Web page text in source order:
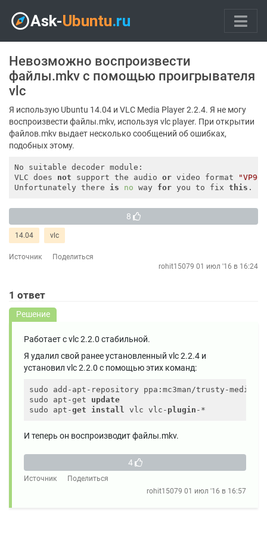
Невозможно воспроизвести
файлы.mkv с помощью проигрывателя
vlc
Я использую Ubuntu 14.04 и VLC Media Player 2.2.4. Я не могу
воспроизвести файлы.mkv, используя vlc player. При открытии
файлов.mkv выдает несколько сообщений об ошибках,
подобных этому.
No suitable decoder module:
VLC does not support the audio or video format
"VP90"
Unfortunately there is no way for you to fix this
8
14.04 vlc
Источник
Поделиться
rohit15079 01 июл '16 в 16:24
1 ответ
Решение
Работает с vlc 2.2.0 стабильной.
Я удалил свой ранее установленный vlc 2.2.4 и
установил vlc 2.2.0 с помощью этих команд:
sudo add-apt-repository ppa:mc3man/trusty-media
sudo apt-get update
sudo apt-get install vlc vlc- plugin
И теперь он воспроизводит файлы.mkv.
4
Источник
Поделиться
rohit15079 01 июл '16 в 16:57